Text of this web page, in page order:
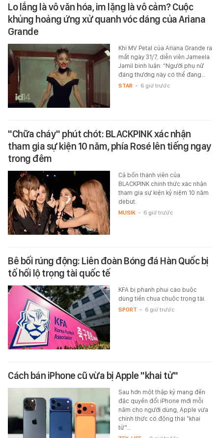
Lo lắng là vô văn hóa, im lặng là vô cảm? Cuộc
khủng hoảng ứng xử quanh vóc dáng của Ariana
Grande
Khi MV Petal của Ariana Grande ra
mắt ngày 31/7, diễn viên Jameela
Jamil bình luận: “Người phụ nữ
đáng thương này có thể đang…
STAR - 6 giờ trước
"Chữa cháy" phút chót: BLACKPINK xác nhận
tham gia sự kiện 10 năm, phía Rosé lên tiếng ngay
trong đêm
Cả bốn thành viên của
BLACKPINK chính thức xác nhận
tham gia sự kiện kỷ niệm 10 năm
debut.
MUSIK - 6 giờ trước
Bê bối rúng động: Liên đoàn Bóng đá Hàn Quốc bị
tố hối lộ trọng tài quốc tế
KFA bị phanh phui cáo buộc
dùng tiền chua chuộc trọng tài.
SPORT - 6 giờ trước
Cách bán iPhone cũ vừa bị Apple "khai tử"
Sau hơn một thập kỷ mang đến
đặc quyền đổi iPhone mới mỗi
năm cho người dùng, Apple vừa
chính thức có động thái "khai
tử"…